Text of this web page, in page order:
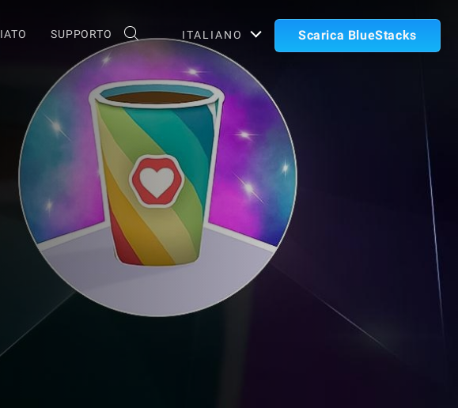
SUPPORTO ITALIANO Scarica BlueStacks